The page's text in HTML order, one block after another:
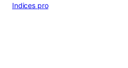
Indices pro